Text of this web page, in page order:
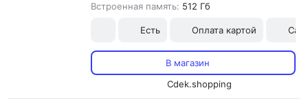
Встроенная память: 512 Гб
Есть Оплата картой
В магазин
Cdek.shopping